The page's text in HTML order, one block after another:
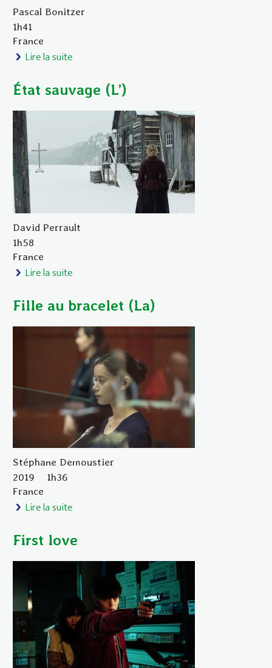
Pascal Bonitzer
1h41
France
Lire la suite
État sauvage (L’)
David Perrault
1h58
France
Lire la suite
Fille au bracelet (La)
Stéphane Demoustier
2019
1h36
France
Lire la suite
First love